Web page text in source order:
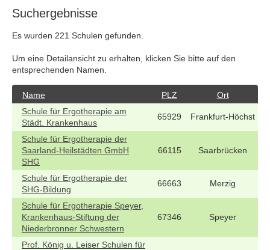
Suchergebnisse
Es wurden 221 Schulen gefunden.
Um eine Detailansicht zu erhalten, klicken Sie bitte auf den
entsprechenden Namen.
Name PLZ
Ort
Schule für Ergotherapie am
Städt. Krankenhaus
65929 Frankfurt-Höchst
Schule für Ergotherapie der
Saarland-Heilstädten GmbH
SHG
66115 Saarbrücken
Schule für Ergotherapie der
SHG-Bildung
66663 Merzig
Schule für Ergotherapie Speyer,
Krankenhaus-Stiftung der
Niederbronner Schwestern
67346 Speyer
Prof. König u. Leiser Schulen für